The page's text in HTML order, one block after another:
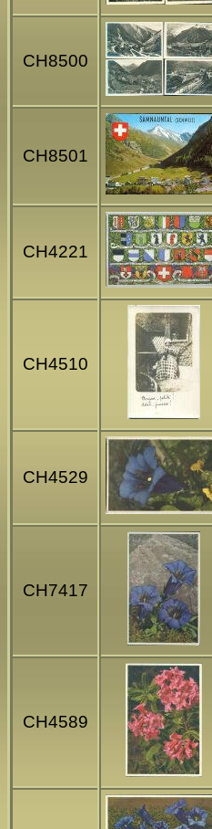
CH8500
CH8501
CH4221
CH4510
CH4529
CH7417
CH4589